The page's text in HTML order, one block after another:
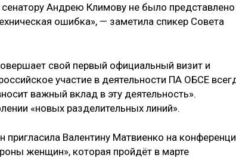
Андрею Климову не было представлено
ошибка», — заметила спикер Совета
свой первый официальный визит и
участие в деятельности ПА ОБСЕ
важный вклад в эту деятельность».
«новых разделительных линий».
пригласила Валентину Матвиенко на
женщин», которая пройдёт в марте